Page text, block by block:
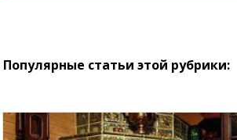
Популярные статьи этой рубрики: